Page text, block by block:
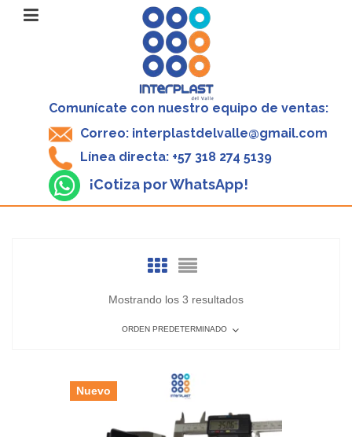
Comunícate con nuestro equipo de ventas:
Correo: interplastdelvalle@gmail.com
Línea directa: +57 318 274 5139
¡Cotiza por WhatsApp!
Mostrando los 3 resultados
ORDEN PREDETERMINADO
Nuevo